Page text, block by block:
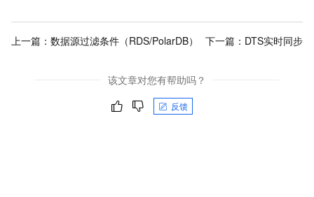
上一篇： 数据源过滤条件（RDS/PolarDB） 下一篇： DTS实时同步
该文章对您有帮助吗？
反馈